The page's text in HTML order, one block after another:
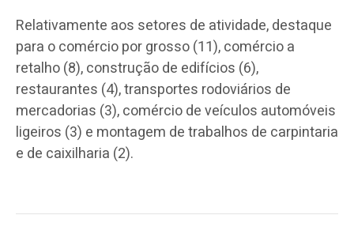
Relativamente aos setores de atividade, destaque
para o comércio por grosso (11), comércio a
retalho (8), construção de edifícios (6),
restaurantes (4), transportes rodoviários de
mercadorias (3), comércio de veículos automóveis
ligeiros (3) e montagem de trabalhos de carpintaria
e de caixilharia (2).